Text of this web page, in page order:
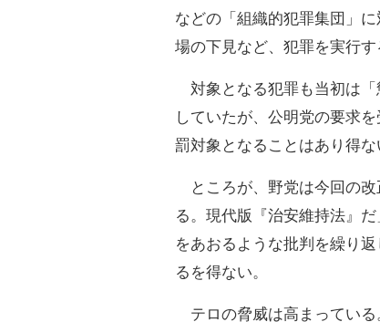
などの「組織的犯罪集団」
場の下見など、犯罪を実行
対象となる犯罪も当初は「
していたが、公明党の要求
罰対象となることはあり得な
ところが、野党は今回の改
る。現代版『治安維持法』
をあおるような批判を繰り
るを得ない。
テロの脅威は高まっている